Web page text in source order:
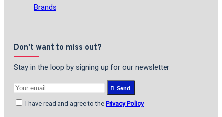
Brands
Don't want to miss out?
Stay in the loop by signing up for our newsletter
Send
I have read and agree to the Privacy Policy